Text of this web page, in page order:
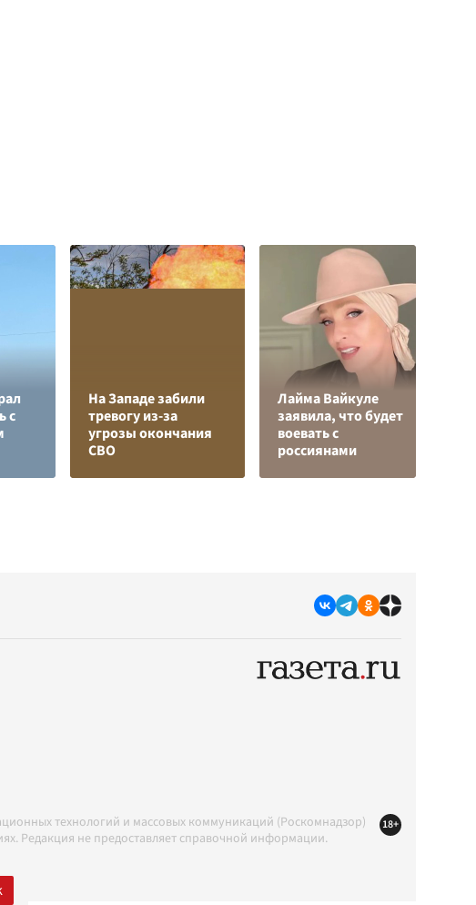
с
На Западе забили
тревогу из-за
угрозы окончания
СВО
Лайма Вайкуле
заявила, что будет
воевать с
россиянами
технологий и массовых коммуникаций (Роскомнадзор)
Редакция не предоставляет справочной информации.
18+